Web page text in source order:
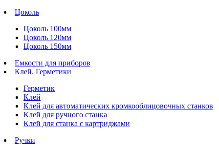
Цоколь
Цоколь 100мм
Цоколь 120мм
Цоколь 150мм
Емкости для приборов
Клей. Герметики
Герметик
Клей
Клей для автоматических кромкооблицовочных станков
Клей для ручного станка
Клей для станка с картриджами
Ручки